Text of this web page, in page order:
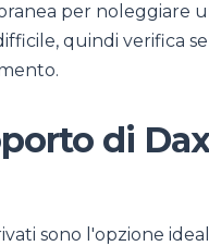
per noleggiare
quindi verifica
di
sono l'opzione